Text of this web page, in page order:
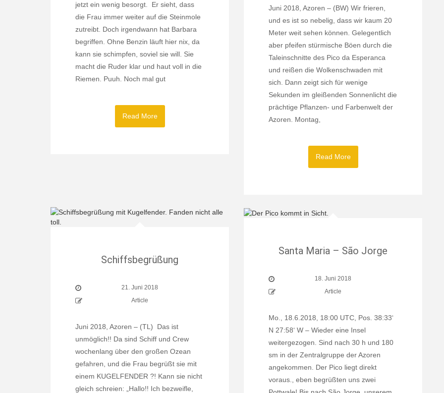
jetzt ein wenig besorgt. Er sieht, dass
die Frau immer weiter auf die Steinmole
zutreibt. Doch irgendwann hat Barbara
begriffen. Ohne Benzin läuft hier nix, da
kann sie schimpfen, soviel sie will. Sie
macht die Ruder klar und haut voll in die
Riemen. Puuh. Noch mal gut
Read More
Juni 2018, Azoren – (BW) Wir frieren,
und es ist so nebelig, dass wir kaum 20
Meter weit sehen können. Gelegentlich
aber pfeifen stürmische Böen durch die
Taleinschnitte des Pico da Esperanca
und reißen die Wolkenschwaden mit
sich. Dann zeigt sich für wenige
Sekunden im gleißenden Sonnenlicht die
prächtige Pflanzen- und Farbenwelt der
Azoren. Montag,
Read More
Schiffsbegrüßung
21. Juni 2018
Article
Juni 2018, Azoren – (TL) Das ist
unmöglich!! Da sind Schiff und Crew
wochenlang über den großen Ozean
gefahren, und die Frau begrüßt sie mit
einem KUGELFENDER ?! Kann sie nicht
gleich schreien: „Hallo!! Ich bezweifle,
Santa Maria – São Jorge
18. Juni 2018
Article
Mo., 18.6.2018, 18:00 UTC, Pos. 38:33‘
N 27:58‘ W – Wieder eine Insel
weitergezogen. Sind nach 30 h und 180
sm in der Zentralgruppe der Azoren
angekommen. Der Pico liegt direkt
voraus., eben begrüßten uns zwei